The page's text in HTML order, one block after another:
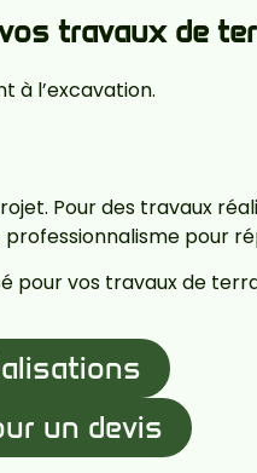
travaux de
à l’excavation.
Pour des travaux
pour
pour vos travaux de
un devis